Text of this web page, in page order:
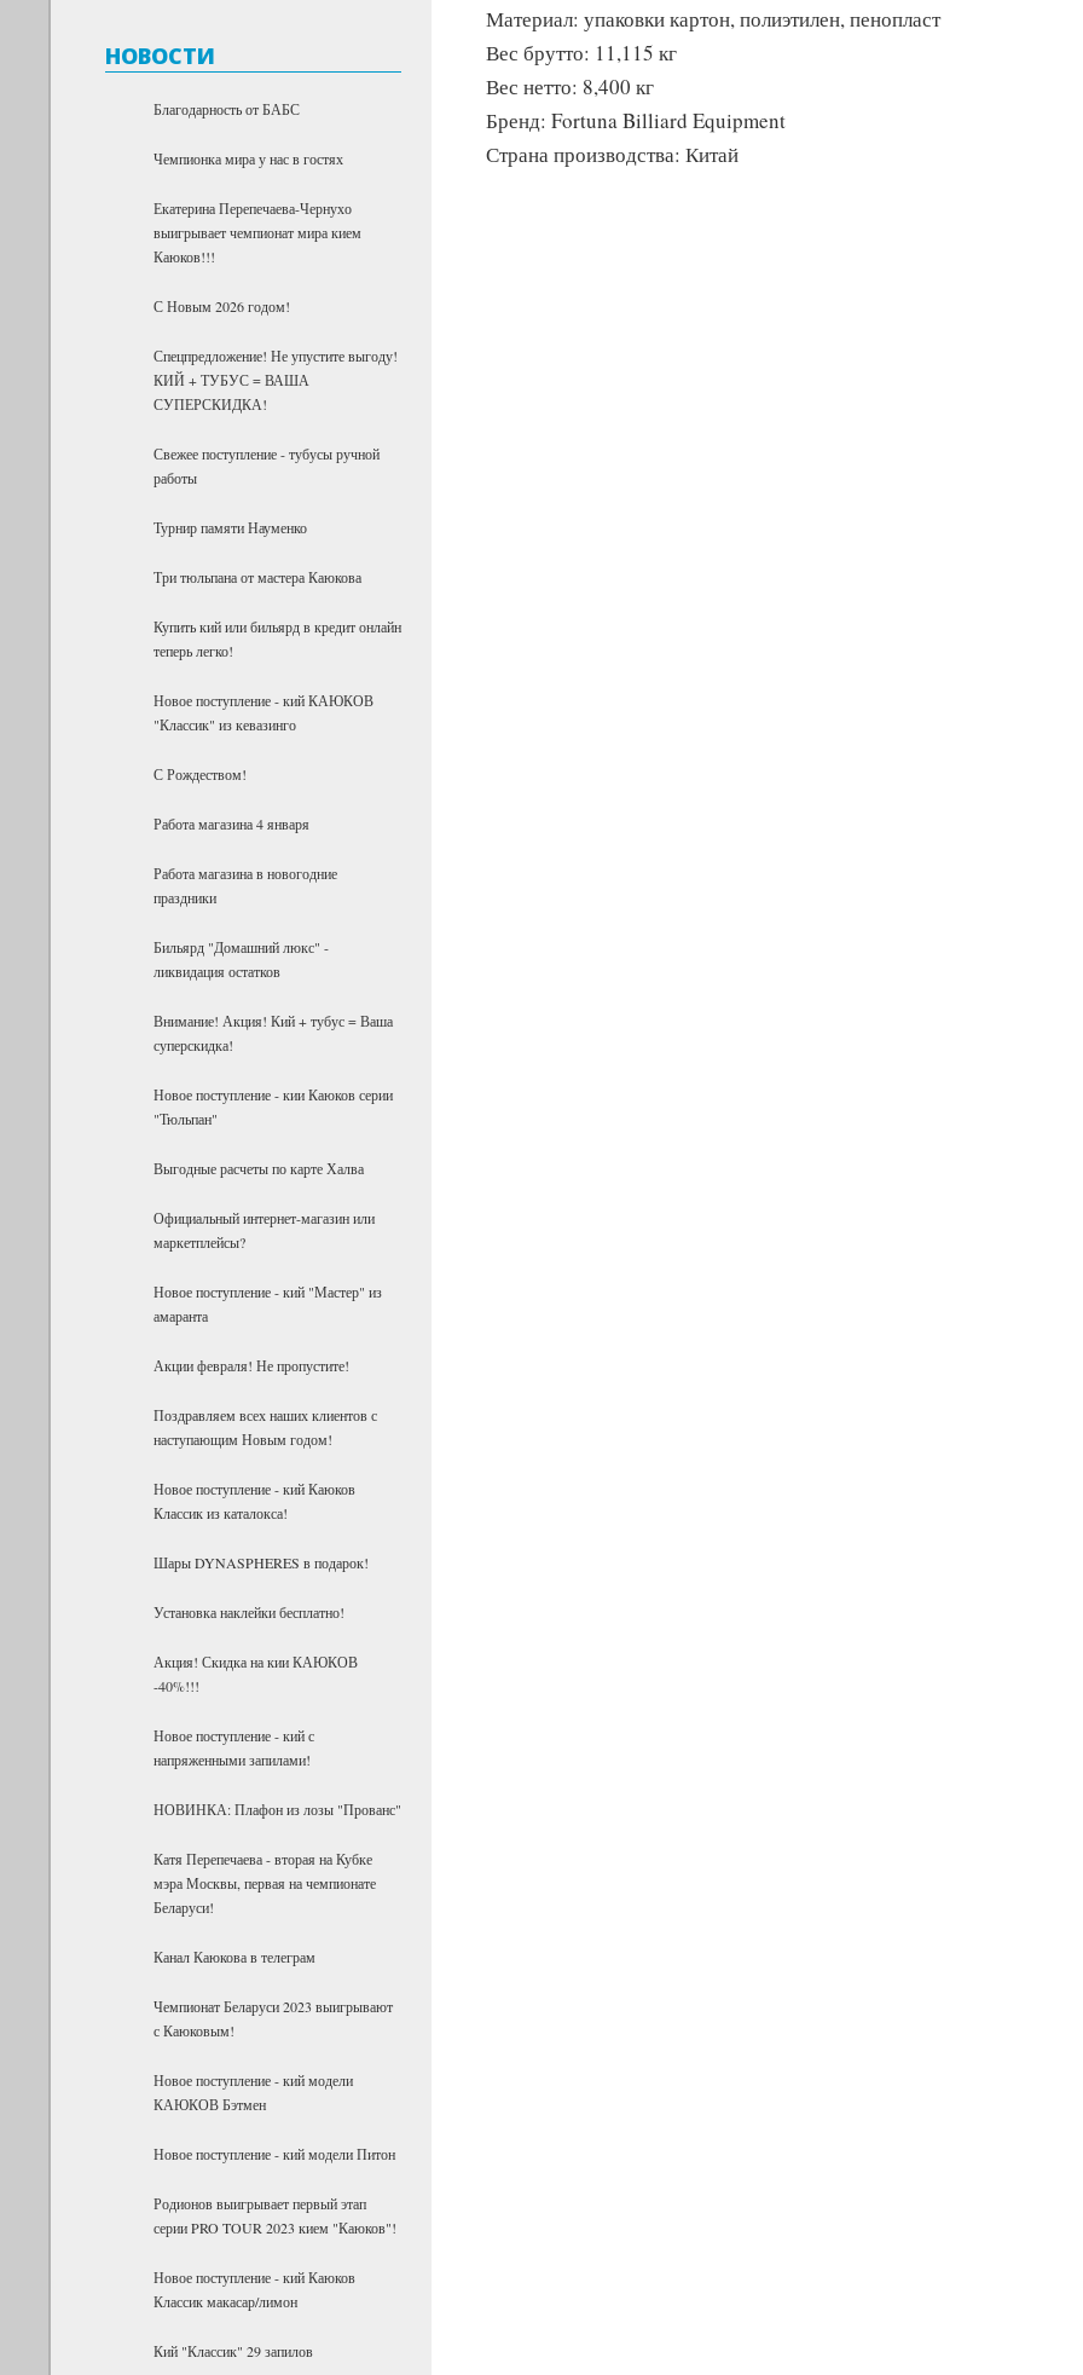
НОВОСТИ
Благодарность от БАБС
Чемпионка мира у нас в гостях
Екатерина Перепечаева-Чернухо
выигрывает чемпионат мира кием
Каюков!!!
С Новым 2026 годом!
Спецпредложение! Не упустите выгоду!
КИЙ + ТУБУС = ВАША
СУПЕРСКИДКА!
Свежее поступление - тубусы ручной
работы
Турнир памяти Науменко
Три тюльпана от мастера Каюкова
Купить кий или бильярд в кредит онлайн
теперь легко!
Новое поступление - кий КАЮКОВ
"Классик" из кевазинго
С Рождеством!
Работа магазина 4 января
Работа магазина в новогодние
праздники
Бильярд "Домашний люкс" -
ликвидация остатков
Внимание! Акция! Кий + тубус = Ваша
суперскидка!
Новое поступление - кии Каюков серии
"Тюльпан"
Выгодные расчеты по карте Халва
Официальный интернет-магазин или
маркетплейсы?
Новое поступление - кий "Мастер" из
амаранта
Акции февраля! Не пропустите!
Поздравляем всех наших клиентов с
наступающим Новым годом!
Новое поступление - кий Каюков
Классик из каталокса!
Шары DYNASPHERES в подарок!
Установка наклейки бесплатно!
Акция! Скидка на кии КАЮКОВ
-40%!!!
Новое поступление - кий с
напряженными запилами!
НОВИНКА: Плафон из лозы "Прованс"
Катя Перепечаева - вторая на Кубке
мэра Москвы, первая на чемпионате
Беларуси!
Канал Каюкова в телеграм
Чемпионат Беларуси 2023 выигрывают
с Каюковым!
Новое поступление - кий модели
КАЮКОВ Бэтмен
Новое поступление - кий модели Питон
Родионов выигрывает первый этап
серии PRO TOUR 2023 кием "Каюков"!
Новое поступление - кий Каюков
Классик макасар/лимон
Кий "Классик" 29 запилов
Материал: упаковки картон, полиэтилен, пенопласт
Вес брутто: 11,115 кг
Вес нетто: 8,400 кг
Бренд: Fortuna Billiard Equipment
Страна производства: Китай